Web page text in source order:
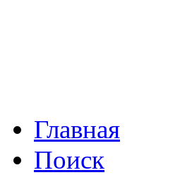
Главная
Поиск